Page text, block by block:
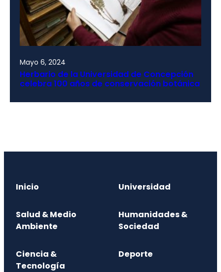
Mayo 6, 2024
Herbario de la Universidad de Concepción
celebra 100 años de conservación botánica
Inicio Universidad
Salud & Medio
Ambiente
Humanidades &
Sociedad
Ciencia &
Tecnología
Deporte